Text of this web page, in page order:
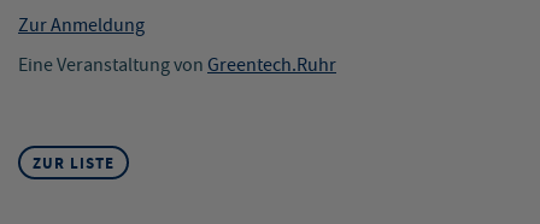
Zur Anmeldung
Eine Veranstaltung von Greentech.Ruhr
ZUR LISTE